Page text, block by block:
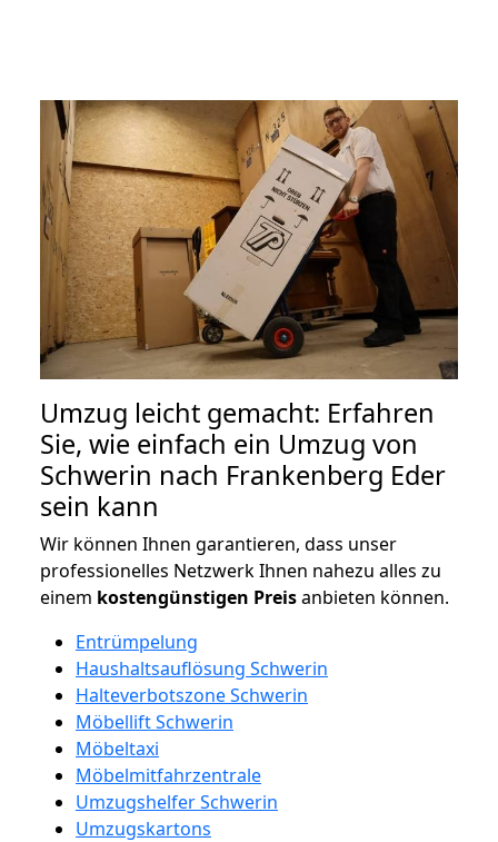
Umzug leicht gemacht: Erfahren
Sie, wie einfach ein Umzug von
Schwerin nach Frankenberg Eder
sein kann
Wir können Ihnen garantieren, dass unser
professionelles Netzwerk Ihnen nahezu alles zu
einem kostengünstigen Preisanbieten können.
Entrümpelung
Haushaltsauflösung Schwerin
Halteverbotszone Schwerin
Möbellift Schwerin
Möbeltaxi
Möbelmitfahrzentrale
Umzugshelfer Schwerin
Umzugskartons